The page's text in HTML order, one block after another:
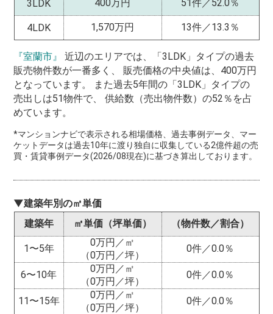
3LDK 400万円 51件／52.0％
4LDK 1,570万円 13件／13.3％
『室蘭市』
近辺のエリアでは、「3LDK」タイプの過去
販売物件数が一番多く、 販売価格の中央値は、400万円
となっています。 また過去5年間の「3LDK」タイプの
売出しは51物件で、 供給数（売出物件数）の52％を占
めています。
*マンションナビで表示される相場価格、過去事例データ、マー
ケットデータは過去10年に渡り独自に収集している2億件超の売
買・賃貸事例データ(2026/08現在)に基づき算出しております。
▼建築年別の㎡単価
建築年
㎡単価（坪単価） （物件数／割合）
1〜5年
0万円／㎡
（0万円／坪）
0件／0.0％
6〜10年
0万円／㎡
（0万円／坪）
0件／0.0％
11〜15年
0万円／㎡
（0万円／坪）
0件／0.0％